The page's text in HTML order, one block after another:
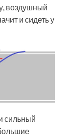
воздушный
и сидеть у
сильный